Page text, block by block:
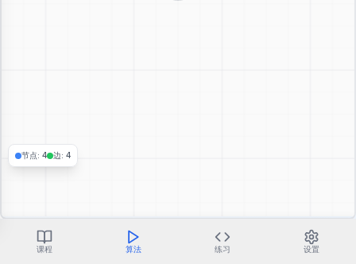
节点: 4 边: 4
课程 算法 练习 设置